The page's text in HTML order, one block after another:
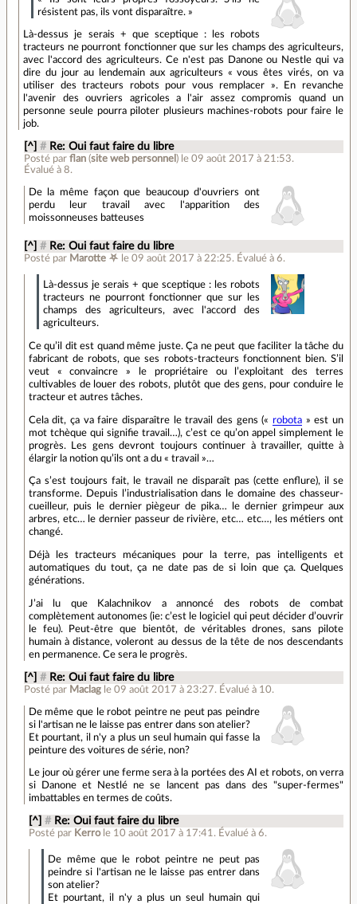
résistent pas, ils vont disparaître. »
Là-dessus je serais + que sceptique : les robots
tracteurs ne pourront fonctionner que sur les champs des agriculteurs,
avec l'accord des agriculteurs. Ce n'est pas Danone ou Nestle qui va
dire du jour au lendemain aux agriculteurs « vous êtes virés, on va
utiliser des tracteurs robots pour vous remplacer ». En revanche
l'avenir des ouvriers agricoles a l'air assez compromis quand un
personne seule pourra piloter plusieurs machines-robots pour faire le
job.
[^] # Re: Oui faut faire du libre
Posté par flan(site web personnel ) le 09 août 2017 à 21:53.
Évalué à 8.
De la même façon que beaucoup d'ouvriers ont
perdu leur travail avec l'apparition des
moissonneuses batteuses
[^] # Re: Oui faut faire du libre
Posté par Marotte ⛧ le 09 août 2017 à 22:25. Évalué à 6.
Là-dessus je serais + que sceptique : les robots
tracteurs ne pourront fonctionner que sur les
champs des agriculteurs, avec l'accord des
agriculteurs.
Ce qu’il dit est quand même juste. Ça ne peut que faciliter la tâche du
fabricant de robots, que ses robots-tracteurs fonctionnent bien. S’il
veut « convaincre » le propriétaire ou l’exploitant des terres
cultivables de louer des robots, plutôt que des gens, pour conduire le
tracteur et autres tâches.
Cela dit, ça va faire disparaître le travail des gens (« robota » est un
mot tchèque qui signifie travail…), c’est ce qu’on appel simplement le
progrès. Les gens devront toujours continuer à travailler, quitte à
élargir la notion qu’ils ont a du « travail »…
Ça s’est toujours fait, le travail ne disparaît pas (cette enflure), il se
transforme. Depuis l’industrialisation dans le domaine des chasseur-
cueilleur, puis le dernier piègeur de pika… le dernier grimpeur aux
arbres, etc… le dernier passeur de rivière, etc… etc…, les métiers ont
changé.
Déjà les tracteurs mécaniques pour la terre, pas intelligents et
automatiques du tout, ça ne date pas de si loin que ça. Quelques
générations.
J’ai lu que Kalachnikov a annoncé des robots de combat
complètement autonomes (ie: c’est le logiciel qui peut décider d’ouvrir
le feu). Peut-être que bientôt, de véritables drones, sans pilote
humain à distance, voleront au dessus de la tête de nos descendants
en permanence. Ce sera le progrès.
[^] # Re: Oui faut faire du libre
Posté par Maclag le 09 août 2017 à 23:27. Évalué à 10.
De même que le robot peintre ne peut pas peindre
si l'artisan ne le laisse pas entrer dans son atelier?
Et pourtant, il n'y a plus un seul humain qui fasse la
peinture des voitures de série, non?
Le jour où gérer une ferme sera à la portées des AI et robots, on verra
si Danone et Nestlé ne se lancent pas dans des "super-fermes"
imbattables en termes de coûts.
[^] # Re: Oui faut faire du libre
Posté par Kerro le 10 août 2017 à 17:41 . Évalué à6.
De même que le robot peintre ne peut pas
peindre si l'artisan ne le laisse pas entrer dans
son atelier?
Et pourtant, il n'y a plus un seul humain qui